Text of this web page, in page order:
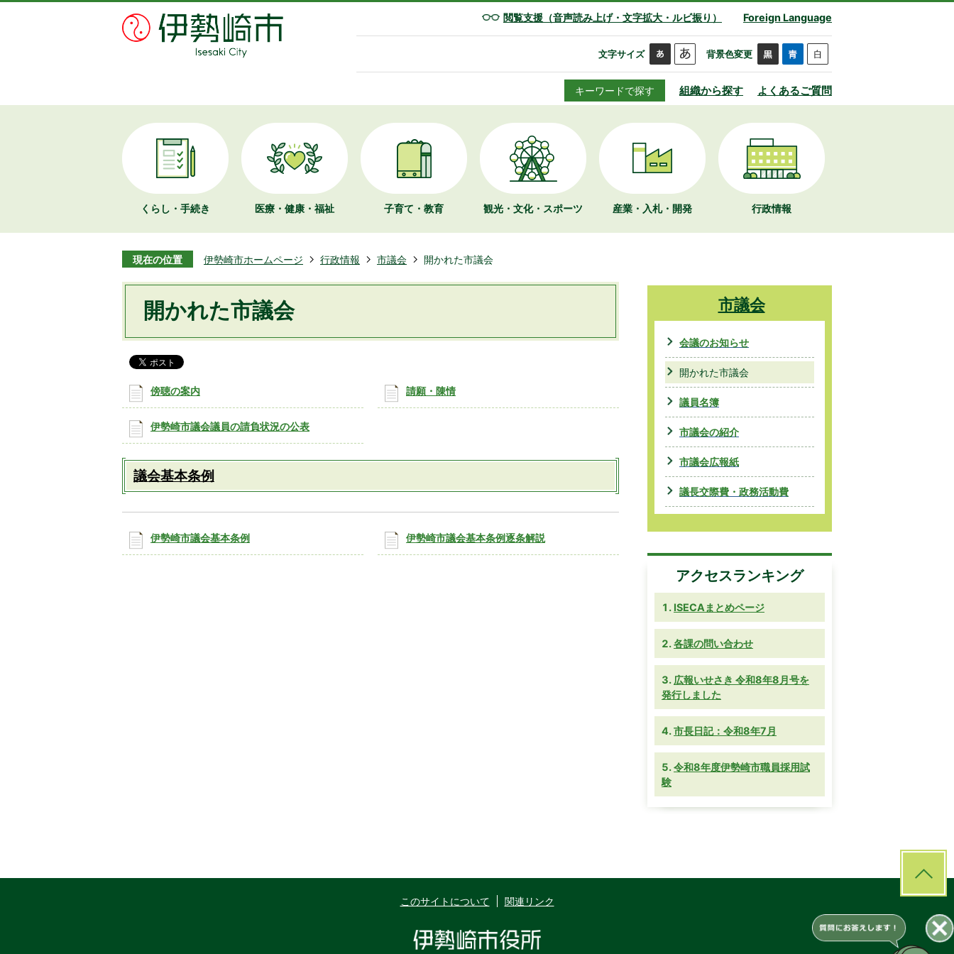
閲覧支援（音声読み上げ・文字拡大・ルビ振り） Foreign Language
文字サイズ 背景色変更
キーワードで探す 組織から探す よくあるご質問
くらし・手続き 医療・健康・福祉 子育て・教育 観光・文化・ スポーツ 産業・入札・開発 行政情報
現在の位置 伊勢崎市ホームページ 行政情報 市議会 開かれた市議会
開かれた市議会
傍聴の案内 請願・陳情
伊勢崎市議会議員の請負状況の公表
議会基本条例
伊勢崎市議会基本条例 伊勢崎市議会基本条例逐条解説
市議会
会議のお知らせ
開かれた市議会
議員名簿
市議会の紹介
市議会広報紙
議長交際費・政務活動費
アクセスランキング
ISECAまとめページ
各課の問い合わせ
広報いせさき 令和8年8月号を
発行しました
市長日記：令和8年7月
令和8年度伊勢崎市職員採用試
験
このサイトについて 関連リンク